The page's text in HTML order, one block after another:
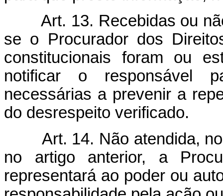
Art. 13. Recebidas ou
se o Procurador dos
constitucionais foram ou
notificar o responsável
necessárias a prevenir a
do desrespeito verificado.
Art. 14. Não atendida,
no artigo anterior, a
representará ao poder ou